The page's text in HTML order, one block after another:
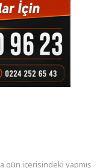
gün içerisindeki yapmış